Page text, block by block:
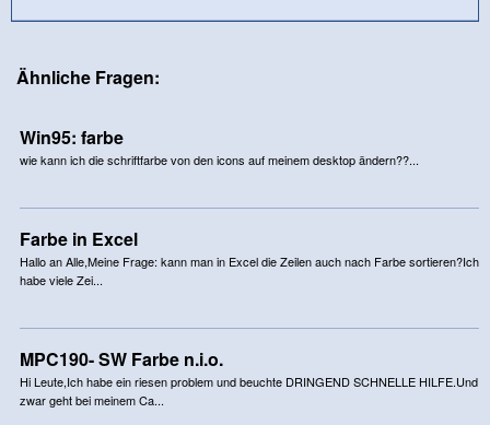
Ähnliche Fragen:
Win95: farbe
wie kann ich die schriftfarbe von den icons auf meinem desktop ändern??...
Farbe in Excel
Hallo an Alle,Meine Frage: kann man in Excel die Zeilen auch nach Farbe sortieren?Ich
habe viele Zei...
MPC190- SW Farbe n.i.o.
Hi Leute,Ich habe ein riesen problem und beuchte DRINGEND SCHNELLE HILFE.Und
zwar geht bei meinem Ca...